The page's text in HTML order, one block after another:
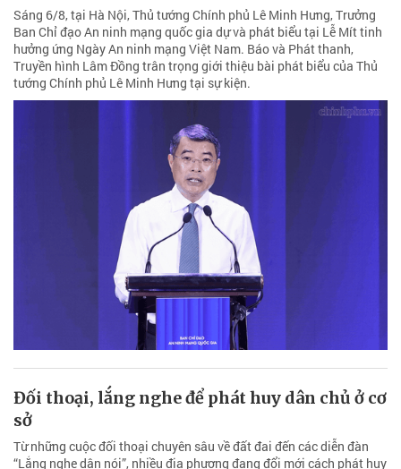
Sáng 6/8, tại Hà Nội, Thủ tướng Chính phủ Lê Minh Hưng, Trưởng
Ban Chỉ đạo An ninh mạng quốc gia dự và phát biểu tại Lễ Mít tinh
hưởng ứng Ngày An ninh mạng Việt Nam. Báo và Phát thanh,
Truyền hình Lâm Đồng trân trọng giới thiệu bài phát biểu của Thủ
tướng Chính phủ Lê Minh Hưng tại sự kiện.
Đối thoại, lắng nghe để phát huy dân chủ ở cơ
sở
Từ những cuộc đối thoại chuyên sâu về đất đai đến các diễn đàn
“Lắng nghe dân nói”, nhiều địa phương đang đổi mới cách phát huy